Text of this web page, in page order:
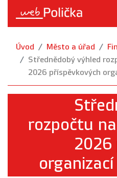
Úvod Město a úřad
Střednědobý výhled
2026 příspěvkových
rozpočtu
2026